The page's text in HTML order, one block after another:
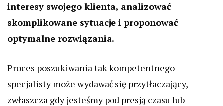
interesy swojego klienta, analizować
skomplikowane sytuacje i proponować
optymalne rozwiązania.
Proces poszukiwania tak kompetentnego
specjalisty może wydawać się przytłaczający,
zwłaszcza gdy jesteśmy pod presją czasu lub